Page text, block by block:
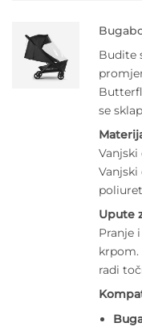
Budite
se
Vanjski
Vanjski
Upute
Pranje
krpom.
radi